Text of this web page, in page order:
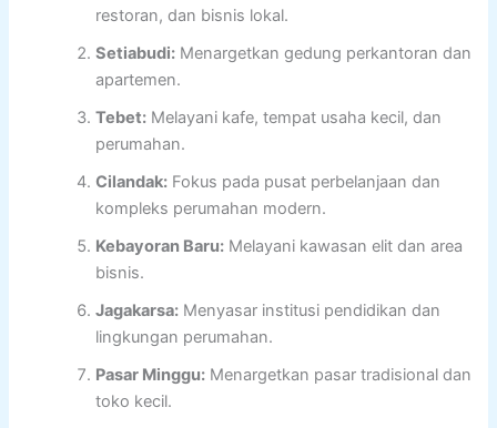
restoran, dan bisnis lokal.
Setiabudi: Menargetkan gedung perkantoran dan
apartemen.
Tebet: Melayani kafe, tempat usaha kecil, dan
perumahan.
Cilandak: Fokus pada pusat perbelanjaan dan
kompleks perumahan modern.
Kebayoran Baru: Melayani kawasan elit dan area
bisnis.
Jagakarsa: Menyasar institusi pendidikan dan
lingkungan perumahan.
Pasar Minggu: Menargetkan pasar tradisional dan
toko kecil.